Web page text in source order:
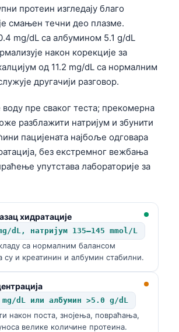
протеин изгледају благо
смањен течни део плазме.
mg/dL са албумином 5.1 g/dL
након корекције за
од 11.2 mg/dL са нормалним
другачији разговор.
воду пре сваког теста; прекомерна
разблажити натријум и збунити
пацијената најбоље одговара
без екстремног вежбања
упутстава лабораторије за
хидратације
dL, натријум 135–145 mmol/L
са нормалним балансом
су и креатинин и албумин стабилни.
mg/dL или албумин >5.0 g/dL
након поста, знојења, повраћања,
велике количине протеина.